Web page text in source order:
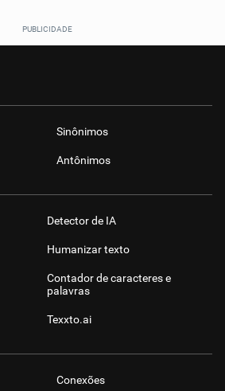
Sinônimos
Antônimos
Detector de IA
Humanizar texto
Contador de caracteres e
palavras
Texxto.ai
Conexões